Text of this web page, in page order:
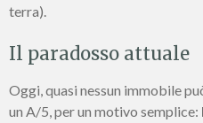
terra).
Il paradosso attuale
Oggi, quasi nessun immobile
un A/5, per un motivo semplice: